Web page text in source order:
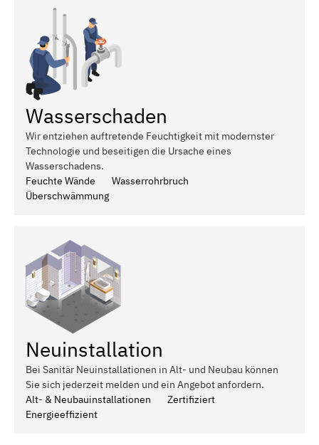
Wasserschaden
Wir entziehen auftretende Feuchtigkeit mit modernster
Technologie und beseitigen die Ursache eines
Wasserschadens.
Feuchte Wände
Wasserrohrbruch
Überschwämmung
Neuinstallation
Bei Sanitär Neuinstallationen in Alt- und Neubau können
Sie sich jederzeit melden und ein Angebot anfordern.
Alt- & Neubauinstallationen
Zertifiziert
Energieeffizient